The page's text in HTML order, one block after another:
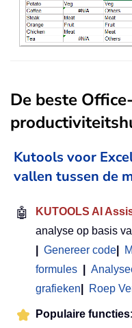
De beste Office-
Kutools voor
vallen tussen de
🤖 KUTOOLS AI
analyse op basis
Genereer code
formules
grafieken
Roep
Populaire functies: